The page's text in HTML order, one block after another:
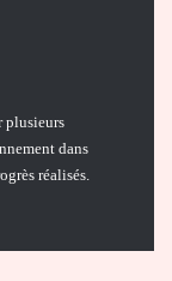
plusieurs
dans
réalisés.